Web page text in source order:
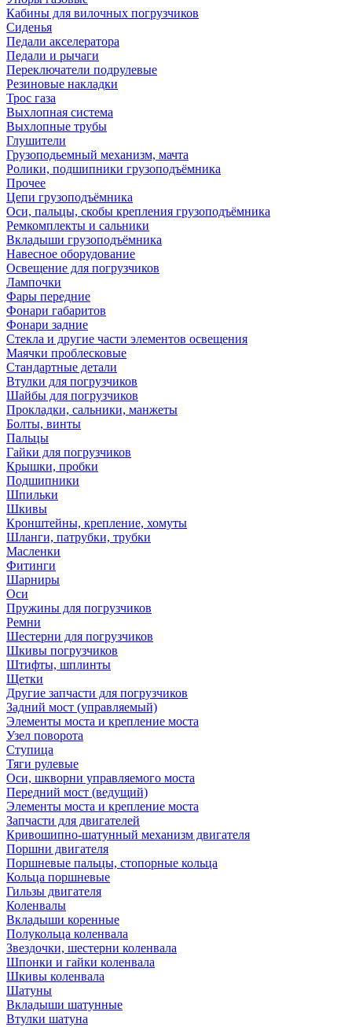
Кабины для вилочных погрузчиков
Сиденья
Педали акселератора
Педали и рычаги
Переключатели подрулевые
Резиновые накладки
Трос газа
Выхлопная система
Выхлопные трубы
Глушители
Грузоподьемный механизм, мачта
Ролики, подшипники грузоподъёмника
Прочее
Цепи грузоподъёмника
Оси, пальцы, скобы крепления грузоподъёмника
Ремкомплекты и сальники
Вкладыши грузоподъёмника
Навесное оборудование
Освещение для погрузчиков
Лампочки
Фары передние
Фонари габаритов
Фонари задние
Стекла и другие части элементов освещения
Маячки проблесковые
Стандартные детали
Втулки для погрузчиков
Шайбы для погрузчиков
Прокладки, сальники, манжеты
Болты, винты
Пальцы
Гайки для погрузчиков
Крышки, пробки
Подшипники
Шпильки
Шкивы
Кронштейны, крепление, хомуты
Шланги, патрубки, трубки
Масленки
Фитинги
Шарниры
Оси
Пружины для погрузчиков
Ремни
Шестерни для погрузчиков
Шкивы погрузчиков
Штифты, шплинты
Щетки
Другие запчасти для погрузчиков
Задний мост (управляемый)
Элементы моста и крепление моста
Узел поворота
Ступица
Тяги рулевые
Оси, шкворни управляемого моста
Передний мост (ведущий)
Элементы моста и крепление моста
Запчасти для двигателей
Кривошипно-шатунный механизм двигателя
Поршни двигателя
Поршневые пальцы, стопорные кольца
Кольца поршневые
Гильзы двигателя
Коленвалы
Вкладыши коренные
Полукольца коленвала
Звездочки, шестерни коленвала
Шпонки и гайки коленвала
Шкивы коленвала
Шатуны
Вкладыши шатунные
Втулки шатуна